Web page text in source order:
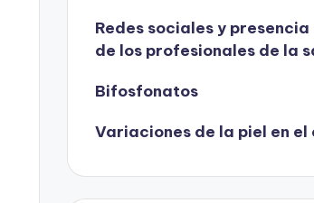
Redes sociales y presencia
de los profesionales de la
Bifosfonatos
Variaciones de la piel en el